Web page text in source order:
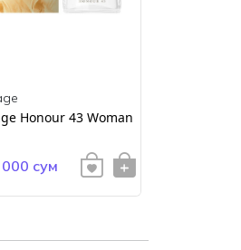
Honour 43 Woman
сум